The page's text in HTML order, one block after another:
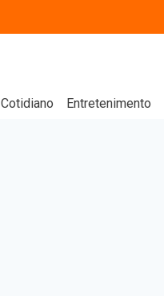
Cotidiano Entretenimento